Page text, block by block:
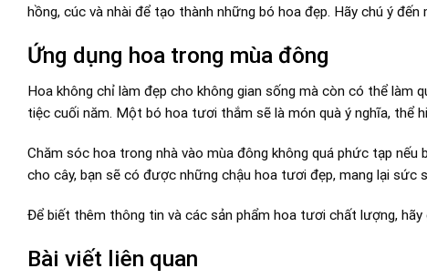
hồng, cúc và nhài để tạo thành những bó hoa đẹp. Hãy chú ý
Ứng dụng hoa trong mùa đông
Hoa không chỉ làm đẹp cho không gian sống mà còn có thể làm
tiệc cuối năm. Một bó hoa tươi thắm sẽ là món quà ý nghĩa, thể
Chăm sóc hoa trong nhà vào mùa đông không quá phức tạp
cho cây, bạn sẽ có được những chậu hoa tươi đẹp, mang lại sức
Để biết thêm thông tin và các sản phẩm hoa tươi chất lượng, hãy
Bài viết liên quan